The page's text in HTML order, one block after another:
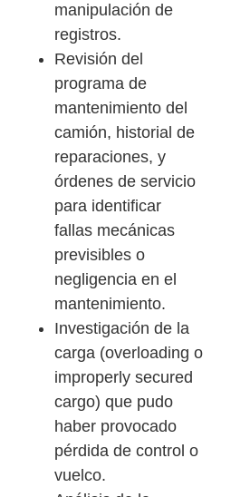
manipulación de
registros.
Revisión del
programa de
mantenimiento del
camión, historial de
reparaciones, y
órdenes de servicio
para identificar
fallas mecánicas
previsibles o
negligencia en el
mantenimiento.
Investigación de la
carga (overloading o
improperly secured
cargo) que pudo
haber provocado
pérdida de control o
vuelco.